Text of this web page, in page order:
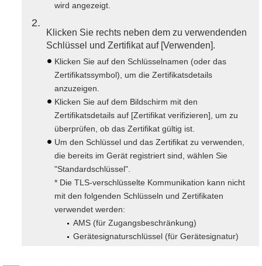
wird angezeigt.
2
Klicken Sie rechts neben dem zu verwendenden
Schlüssel und Zertifikat auf [Verwenden].
Klicken Sie auf den Schlüsselnamen (oder das
Zertifikatssymbol), um die Zertifikatsdetails
anzuzeigen.
Klicken Sie auf dem Bildschirm mit den
Zertifikatsdetails auf [Zertifikat verifizieren], um zu
überprüfen, ob das Zertifikat gültig ist.
Um den Schlüssel und das Zertifikat zu verwenden,
die bereits im Gerät registriert sind, wählen Sie
"Standardschlüssel".
* Die TLS-verschlüsselte Kommunikation kann nicht
mit den folgenden Schlüsseln und Zertifikaten
verwendet werden:
AMS (für Zugangsbeschränkung)
Gerätesignaturschlüssel (für Gerätesignatur)